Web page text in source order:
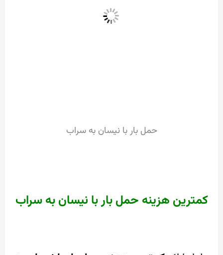
حمل بار با نیسان به سراب
کمترین هزینه حمل بار با نیسان به سراب